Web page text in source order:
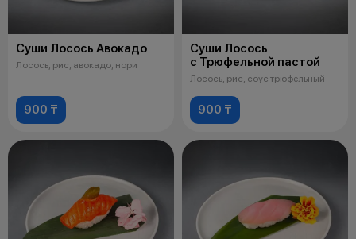
Суши Лосось Авокадо
Лосось, рис, авокадо, нори
900 ₸
Суши Лосось
с Трюфельной пастой
Лосось, рис, соус трюфельный
900 ₸